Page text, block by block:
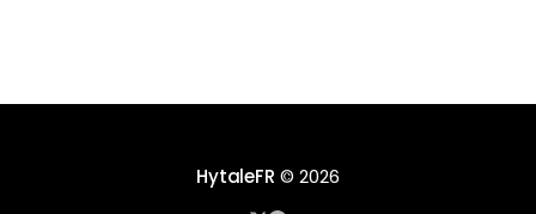
HytaleFR © 2026